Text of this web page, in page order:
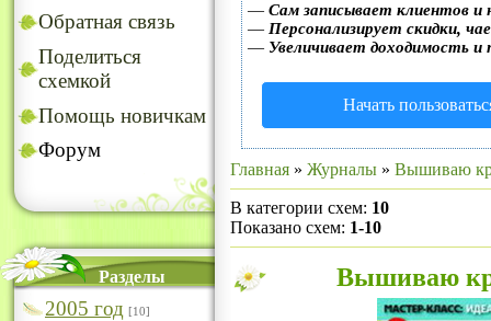
Обратная связь
Поделиться
схемкой
Помощь новичкам
Форум
Разделы
2005 год [10]
— Сам записывает клиентов и
— Персонализирует скидки,
— Увеличивает доходимость
Начать
Главная » Журналы » Вышиваю
В категории схем: 10
Показано схем: 1-10
Вышиваю